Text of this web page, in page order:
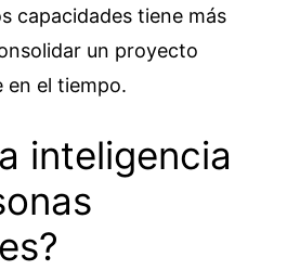
capacidades tiene más
un proyecto
en el tiempo.
inteligencia